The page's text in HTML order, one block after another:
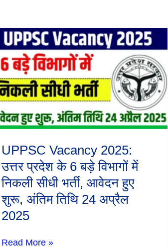
UPPSC Vacancy 2025:
उत्तर प्रदेश के 6 बड़े विभागों में
निकली सीधी भर्ती, आवेदन हुए
शुरू, अंतिम तिथि 24 अप्रैल
2025
UPPSC
Vacancy
2025:
उत्तर
प्रदेश
के
6
बड़े
विभागों
में
निकली
भर्ती,
आवेदन
हुए
शुरू,
तिथि
24
अप्रैल
Read More »